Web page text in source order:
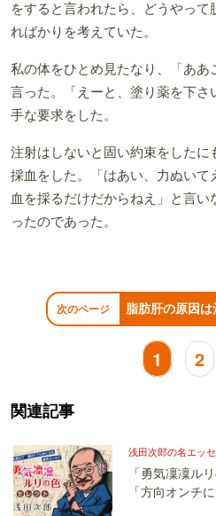
をすると言われたら、どうやっ
ればかりを考えていた。
私の体をひとめ見たなり、「ああ
言った。「えーと、塗り薬を下さ
手な要求をした。
注射はしないと固い約束をしたに
採血をした。「はあい、力ぬいて
血を採るだけだからねえ」と言
ったのであった。
次のページ 脂肪肝の原因は
1 2
関連記事
浅田次郎の名エッセ
「勇気凜凜ル
「方向オンチ